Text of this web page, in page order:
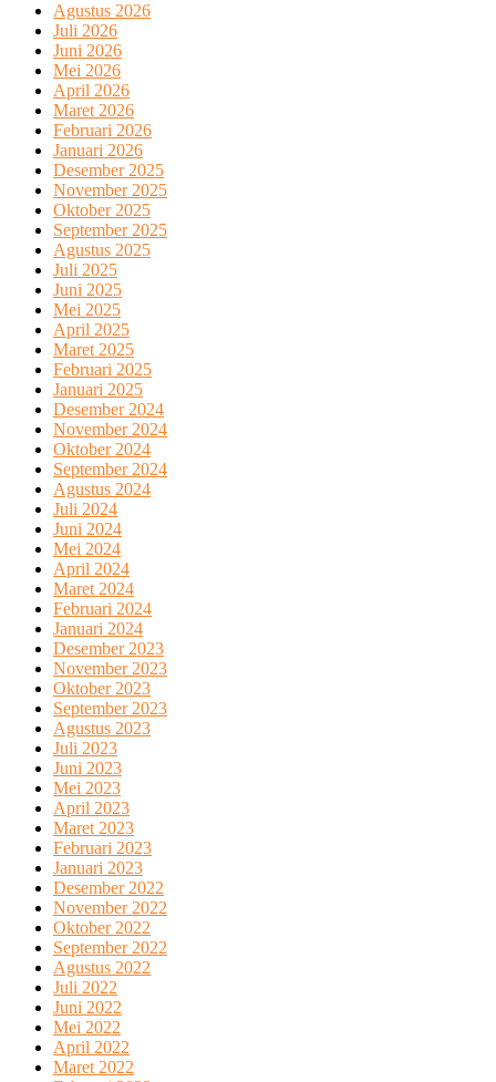
Agustus 2026
Juli 2026
Juni 2026
Mei 2026
April 2026
Maret 2026
Februari 2026
Januari 2026
Desember 2025
November 2025
Oktober 2025
September 2025
Agustus 2025
Juli 2025
Juni 2025
Mei 2025
April 2025
Maret 2025
Februari 2025
Januari 2025
Desember 2024
November 2024
Oktober 2024
September 2024
Agustus 2024
Juli 2024
Juni 2024
Mei 2024
April 2024
Maret 2024
Februari 2024
Januari 2024
Desember 2023
November 2023
Oktober 2023
September 2023
Agustus 2023
Juli 2023
Juni 2023
Mei 2023
April 2023
Maret 2023
Februari 2023
Januari 2023
Desember 2022
November 2022
Oktober 2022
September 2022
Agustus 2022
Juli 2022
Juni 2022
Mei 2022
April 2022
Maret 2022